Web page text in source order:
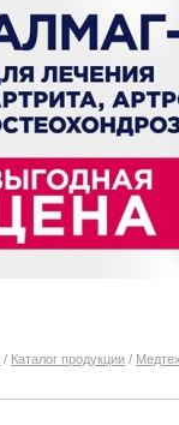
/ Каталог продукции /